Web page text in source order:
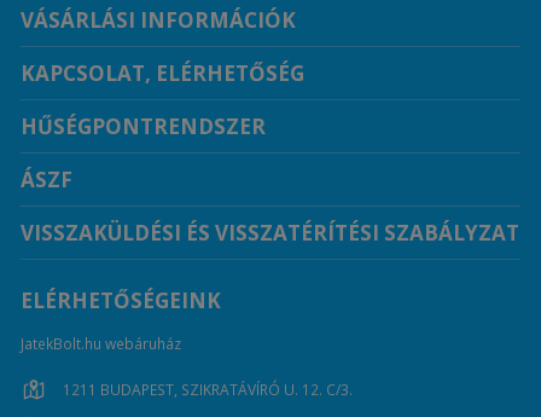
VÁSÁRLÁSI INFORMÁCIÓK
KAPCSOLAT, ELÉRHETŐSÉG
HŰSÉGPONTRENDSZER
ÁSZF
VISSZAKÜLDÉSI ÉS VISSZATÉRÍTÉSI SZABÁLYZAT
ELÉRHETŐSÉGEINK
JatekBolt.hu webáruház
1211 BUDAPEST, SZIKRATÁVÍRÓ U. 12. C/3.